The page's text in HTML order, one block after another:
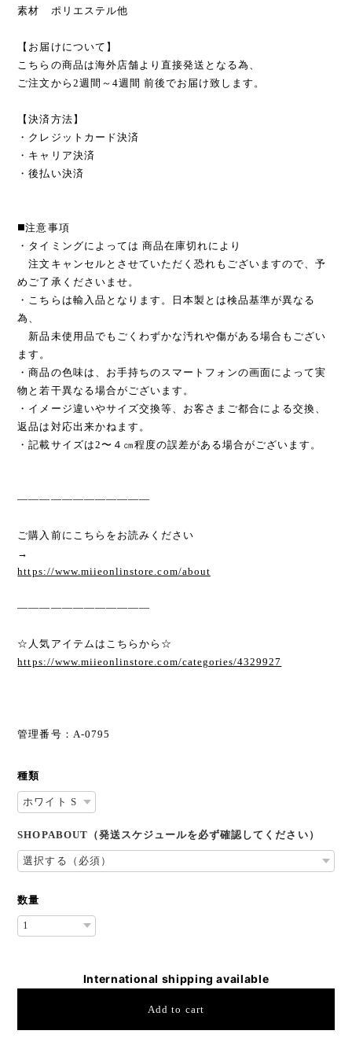
素材 ポリエステル他
【お届けについて】
こちらの商品は海外店舗より直接発送となる為、
ご注文から2週間～4週間 前後でお届け致します。
【決済方法】
・クレジットカード決済
・キャリア決済
・後払い決済
◼️注意事項
・タイミングによっては 商品在庫切れにより
注文キャンセルとさせていただく恐れもございますので、予
めご了承くださいませ。
・こちらは輸入品となります。日本製とは検品基準が異なる
為、
新品未使用品でもごくわずかな汚れや傷がある場合もござい
ます。
・商品の色味は、お手持ちのスマートフォンの画面によって実
物と若干異なる場合がございます。
・イメージ違いやサイズ交換等、お客さまご都合による交換、
返品は対応出来かねます。
・記載サイズは2〜４㎝程度の誤差がある場合がございます。
————————————
ご購入前にこちらをお読みください
→
https://www.miieonlinstore.com/about
————————————
☆人気アイテムはこちらから☆
https://www.miieonlinstore.com/categories/4329927
管理番号：A-0795
種類
SHOPABOUT（発送スケジュールを必ず確認してください）
数量
International shipping available
Add to cart